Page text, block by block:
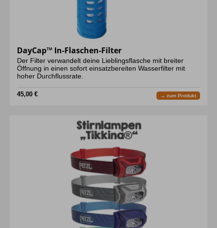
DayCap™ In-Flaschen-Filter
Der Filter verwandelt deine Lieblingsflasche mit breiter
Öffnung in einen sofort einsatzbereiten Wasserfilter mit
hoher Durchflussrate.
45,00 € → zum Produkt